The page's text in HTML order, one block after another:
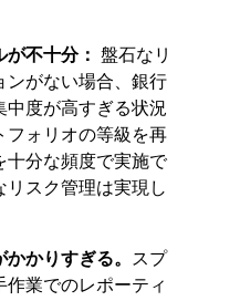
不十分： 盤石なリ
ンがない場合、銀行
中度が高すぎる状況
フォリオの等級を再
十分な頻度で実施で
リスク管理は実現し
かりすぎる。
スプ
作業でのレポーティ